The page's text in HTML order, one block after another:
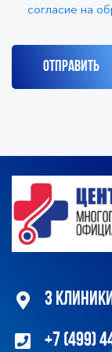
согласие на
3
+7 (499)